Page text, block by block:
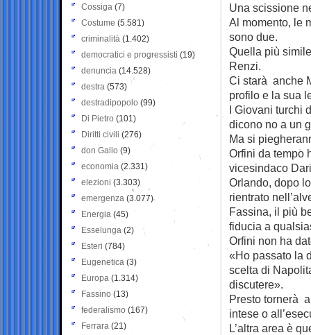
Una scissione
Al momento, le
sono due.
Quella più
Renzi.
Ci starà anche
profilo e la sua
I Giovani turchi
dicono no a un
Ma si
Orfini da tempo
vicesindaco
Orlando, dopo
rientrato
Fassina, il più
fiducia a
Orfini non ha
«Ho passato la
scelta di
discutere».
Presto tornerà
intese o
L’altra area è
Cossiga (7)
Costume (5.581)
criminalità (1.402)
democratici e progressisti (19)
denuncia (14.528)
destra (573)
destradipopolo (99)
Di Pietro (101)
Diritti civili (276)
don Gallo (9)
economia (2.331)
elezioni (3.303)
emergenza (3.077)
Energia (45)
Esselunga (2)
Esteri (784)
Eugenetica (3)
Europa (1.314)
Fassino (13)
federalismo (167)
Ferrara (21)